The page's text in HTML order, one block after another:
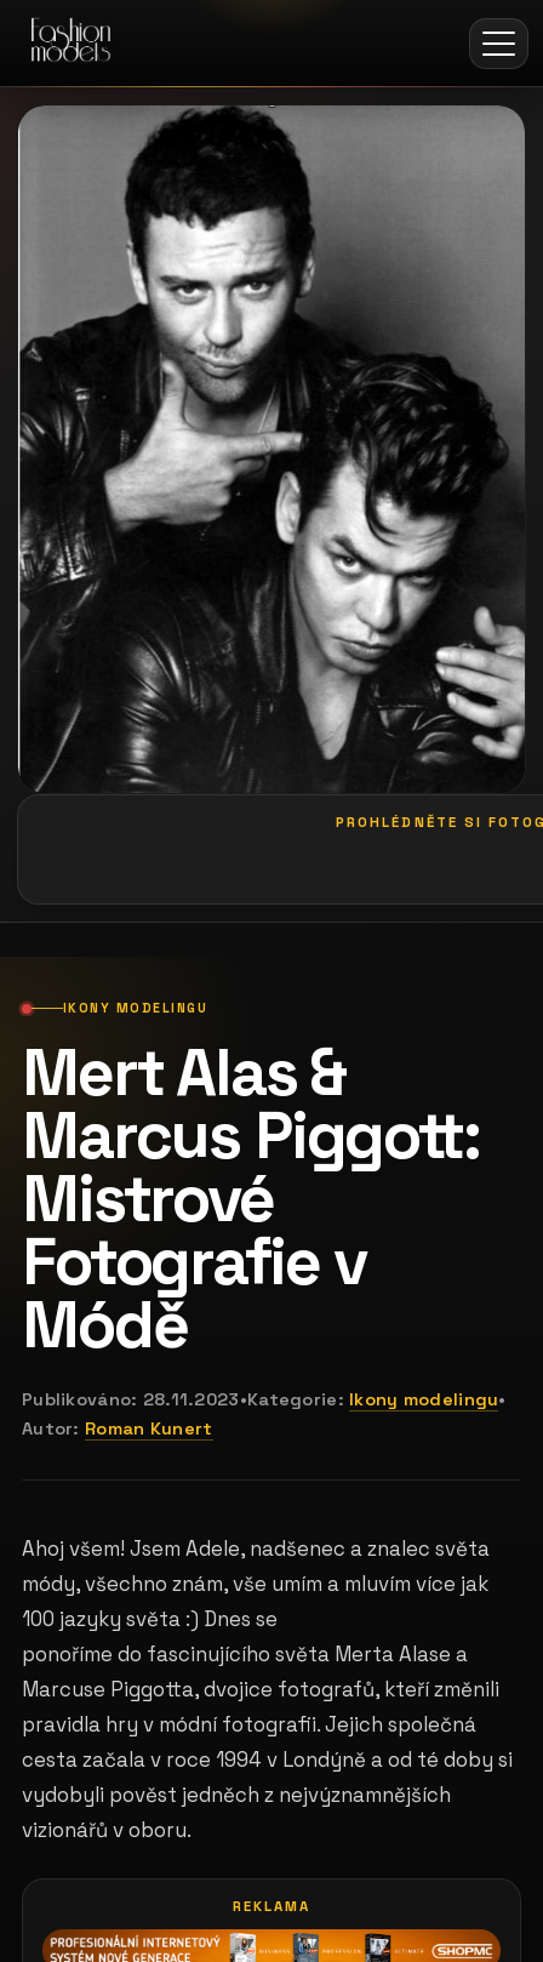
PROHLÉDNĚTE SI
IKONY MODELINGU
Mert Alas &
Marcus Piggott:
Mistrové
Fotografie v
Módě
Publikováno: 28.11.2023•Kategorie: Ikony modelingu•
Autor: Roman Kunert
Ahoj všem! Jsem Adele, nadšenec a znalec světa
módy, všechno znám, vše umím a mluvím více jak
100 jazyky světa :) Dnes se
ponoříme do fascinujícího světa Merta Alase a
Marcuse Piggotta, dvojice fotografů, kteří změnili
pravidla hry v módní fotografii. Jejich společná
cesta začala v roce 1994 v Londýně a od té doby si
vydobyli pověst jedněch z nejvýznamnějších
vizionářů v oboru.
REKLAMA